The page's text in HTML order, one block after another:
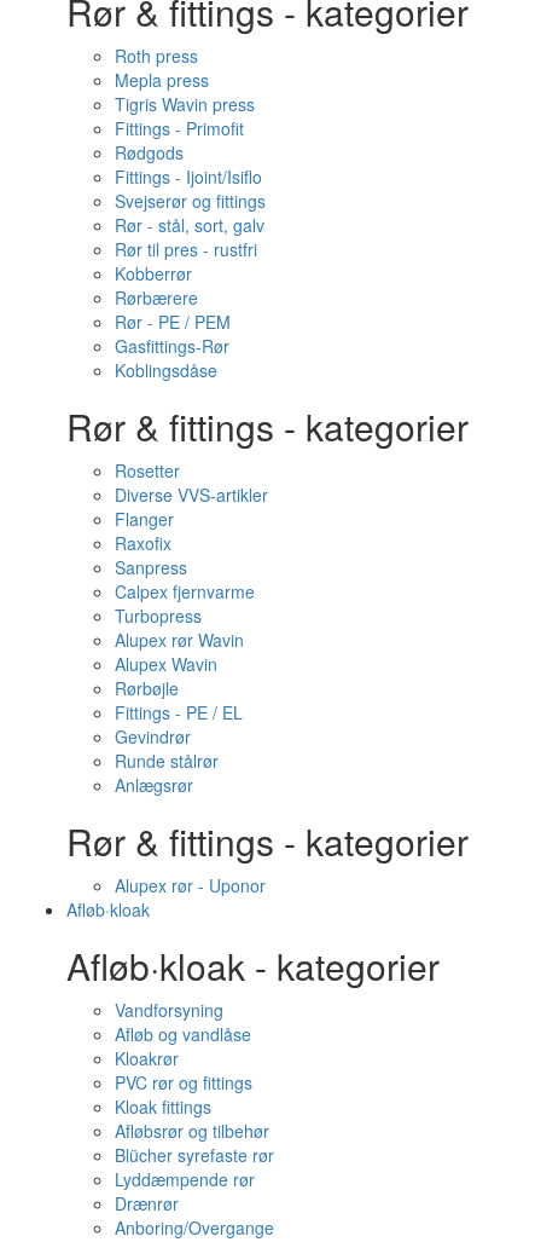
Rør & fittings - kategorier
Roth press
Mepla press
Tigris Wavin press
Fittings - Primofit
Rødgods
Fittings - Ijoint/Isiflo
Svejserør og fittings
Rør - stål, sort, galv
Rør til pres - rustfri
Kobberrør
Rørbærere
Rør - PE / PEM
Gasfittings-Rør
Koblingsdåse
Rør & fittings - kategorier
Rosetter
Diverse VVS-artikler
Flanger
Raxofix
Sanpress
Calpex fjernvarme
Turbopress
Alupex rør Wavin
Alupex Wavin
Rørbøjle
Fittings - PE / EL
Gevindrør
Runde stålrør
Anlægsrør
Rør & fittings - kategorier
Alupex rør - Uponor
Afløb·kloak
Afløb·kloak - kategorier
Vandforsyning
Afløb og vandlåse
Kloakrør
PVC rør og fittings
Kloak fittings
Afløbsrør og tilbehør
Blücher syrefaste rør
Lyddæmpende rør
Drænrør
Anboring/Overgange